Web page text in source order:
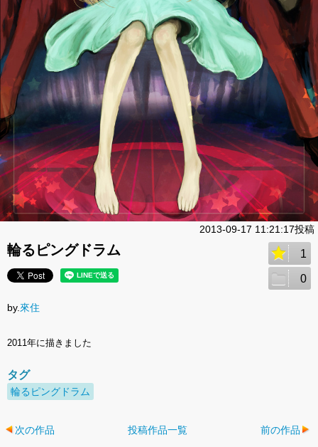
2013-09-17 11:21:17投稿
輪るピングドラム 1
0
by.來住
2011年に描きました
タグ
輪るピングドラム
次の作品 投稿作品一覧 前の作品